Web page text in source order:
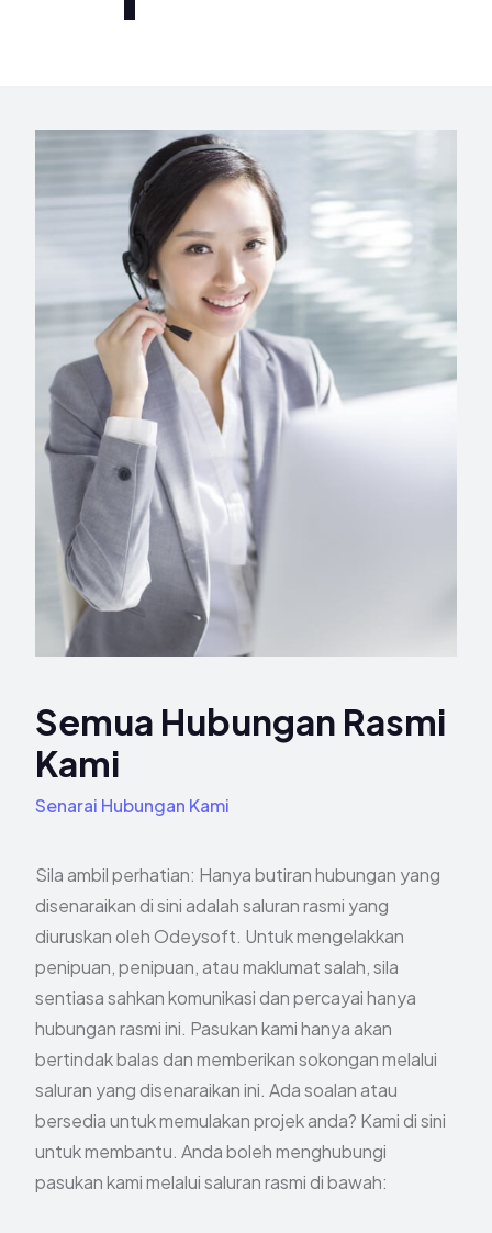
Semua Hubungan Rasmi
Kami
Senarai Hubungan Kami
Sila ambil perhatian: Hanya butiran hubungan yang
disenaraikan di sini adalah saluran rasmi yang
diuruskan oleh Odeysoft. Untuk mengelakkan
penipuan, penipuan, atau maklumat salah, sila
sentiasa sahkan komunikasi dan percayai hanya
hubungan rasmi ini. Pasukan kami hanya akan
bertindak balas dan memberikan sokongan melalui
saluran yang disenaraikan ini. Ada soalan atau
bersedia untuk memulakan projek anda? Kami di sini
untuk membantu. Anda boleh menghubungi
pasukan kami melalui saluran rasmi di bawah: